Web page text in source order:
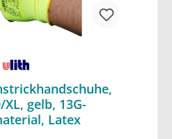
gelb, 13G-
Latex